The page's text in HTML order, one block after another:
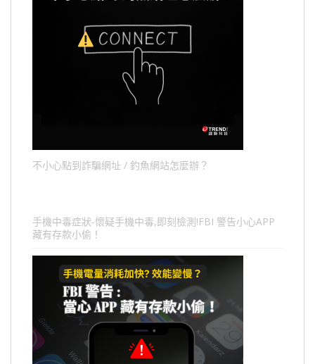
不小心點到詐騙網址 / 釣魚網站怎麼辦？
手機中毒症狀-懷疑手機中毒,即刻檢測!FBI 警告小心APP
藏有存款小偷！